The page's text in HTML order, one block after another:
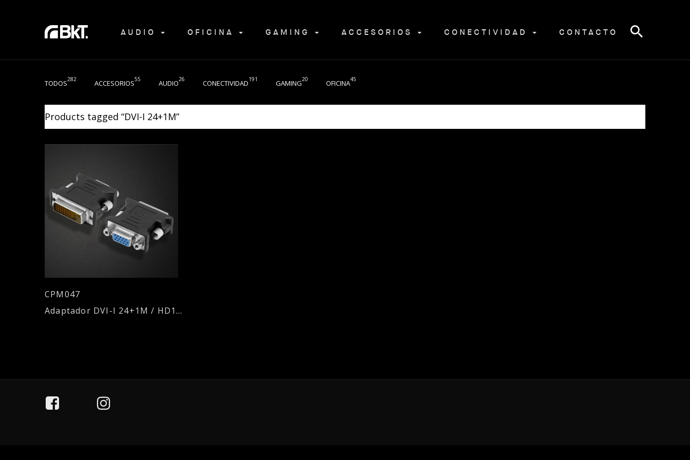
AUDIO OFICINA GAMING ACCESORIOS CONECTIVIDAD CONTACTO
TODOS282 ACCESORIOS55 AUDIO26 CONECTIVIDAD191 GAMING20 OFICINA45
Products tagged “DVI-I 24+1M”
CPM047
Adaptador DVI-I 24+1M / HD15H